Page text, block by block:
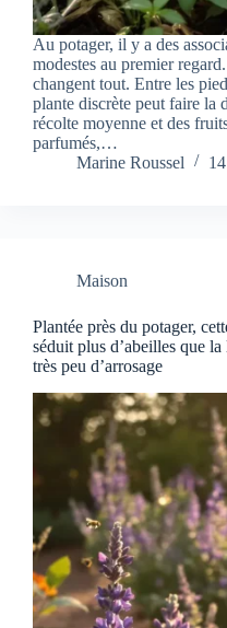
Au potager, il y a des
modestes au premier
changent tout. Entre les
plante discrète peut faire la
récolte moyenne et des
parfumés,…
Marine Roussel
Maison
Plantée près du potager,
séduit plus d’abeilles que
très peu d’arrosage